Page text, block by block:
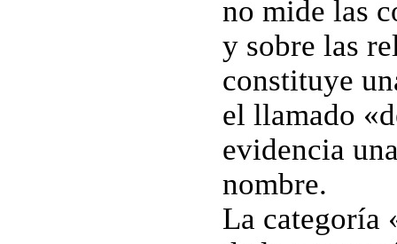
no mide las
y sobre las
constituye
el llamado
evidencia
nombre.
La categoría